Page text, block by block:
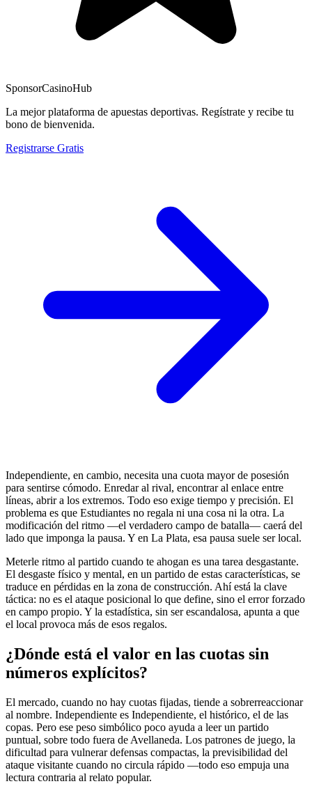
SponsorCasinoHub
La mejor plataforma de apuestas deportivas. Regístrate y recibe tu
bono de bienvenida.
Registrarse Gratis
Independiente, en cambio, necesita una cuota mayor de posesión
para sentirse cómodo. Enredar al rival, encontrar al enlace entre
líneas, abrir a los extremos. Todo eso exige tiempo y precisión. El
problema es que Estudiantes no regala ni una cosa ni la otra. La
modificación del ritmo —el verdadero campo de batalla— caerá del
lado que imponga la pausa. Y en La Plata, esa pausa suele ser local.
Meterle ritmo al partido cuando te ahogan es una tarea desgastante.
El desgaste físico y mental, en un partido de estas características, se
traduce en pérdidas en la zona de construcción. Ahí está la clave
táctica: no es el ataque posicional lo que define, sino el error forzado
en campo propio. Y la estadística, sin ser escandalosa, apunta a que
el local provoca más de esos regalos.
¿Dónde está el valor en las cuotas sin
números explícitos?
El mercado, cuando no hay cuotas fijadas, tiende a sobrerreaccionar
al nombre. Independiente es Independiente, el histórico, el de las
copas. Pero ese peso simbólico poco ayuda a leer un partido
puntual, sobre todo fuera de Avellaneda. Los patrones de juego, la
dificultad para vulnerar defensas compactas, la previsibilidad del
ataque visitante cuando no circula rápido —todo eso empuja una
lectura contraria al relato popular.